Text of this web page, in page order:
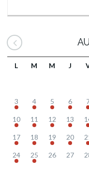
L M M J
3 4 5 6
10 11 12 13
17 18 19 20
24 25 26 27